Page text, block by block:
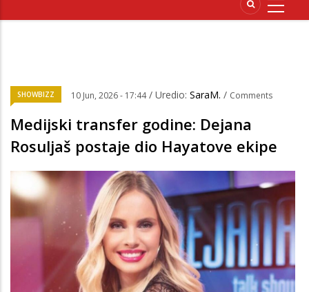
SHOWBIZZ 10 Jun, 2026 - 17:44 / Uredio: SaraM. / Comments
Medijski transfer godine: Dejana
Rosuljaš postaje dio Hayatove ekipe